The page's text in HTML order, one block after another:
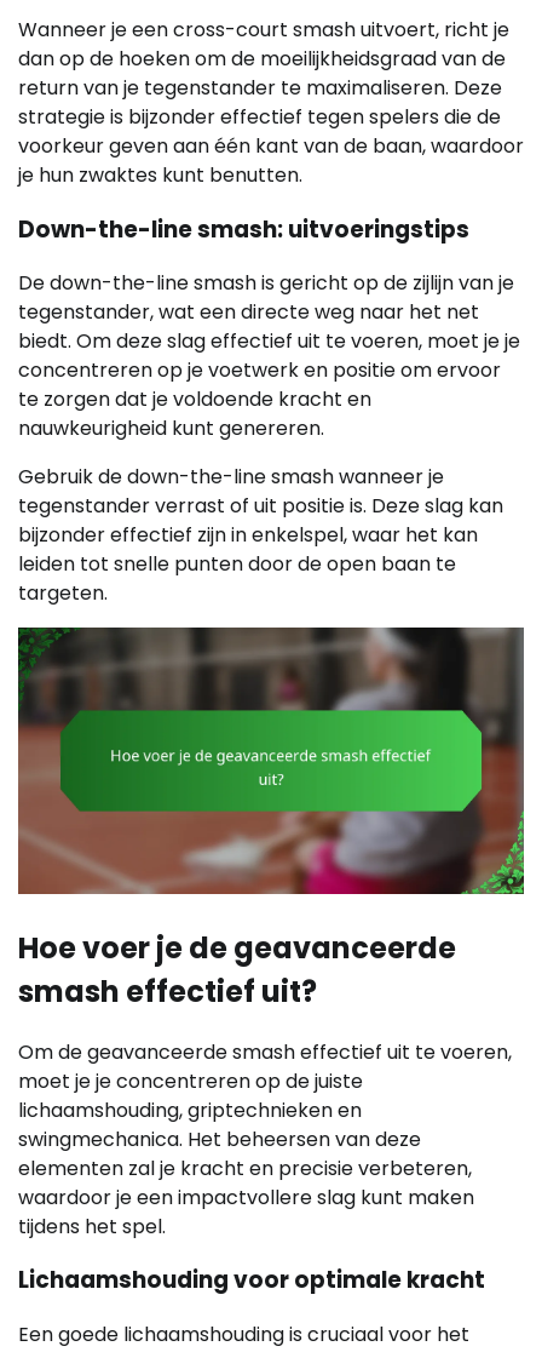
Wanneer je een cross-court smash uitvoert, richt je
dan op de hoeken om de moeilijkheidsgraad van de
return van je tegenstander te maximaliseren. Deze
strategie is bijzonder effectief tegen spelers die de
voorkeur geven aan één kant van de baan, waardoor
je hun zwaktes kunt benutten.
Down-the-line smash: uitvoeringstips
De down-the-line smash is gericht op de zijlijn van je
tegenstander, wat een directe weg naar het net
biedt. Om deze slag effectief uit te voeren, moet je je
concentreren op je voetwerk en positie om ervoor
te zorgen dat je voldoende kracht en
nauwkeurigheid kunt genereren.
Gebruik de down-the-line smash wanneer je
tegenstander verrast of uit positie is. Deze slag kan
bijzonder effectief zijn in enkelspel, waar het kan
leiden tot snelle punten door de open baan te
targeten.
Hoe voer je de geavanceerde
smash effectief uit?
Om de geavanceerde smash effectief uit te voeren,
moet je je concentreren op de juiste
lichaamshouding, griptechnieken en
swingmechanica. Het beheersen van deze
elementen zal je kracht en precisie verbeteren,
waardoor je een impactvollere slag kunt maken
tijdens het spel.
Lichaamshouding voor optimale kracht
Een goede lichaamshouding is cruciaal voor het